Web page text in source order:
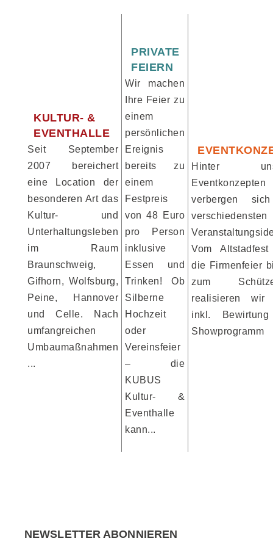
KULTUR- &
EVENTHALLE
Seit September
2007 bereichert
eine Location der
besonderen Art das
Kultur- und
Unterhaltungsleben
im Raum
Braunschweig,
Gifhorn, Wolfsburg,
Peine, Hannover
und Celle. Nach
umfangreichen
Umbaumaßnahmen
...
PRIVATE
FEIERN
Wir machen
Ihre Feier zu
einem
persönlichen
Ereignis
bereits zu
einem
Festpreis
von 48 Euro
pro Person
inklusive
Essen und
Trinken! Ob
Silberne
Hochzeit
oder
Vereinsfeier
– die
KUBUS
Kultur- &
Eventhalle
kann...
Hinter
Eventkonzepten
verbergen
verschiedensten
Vom
die Firmenfeier
zum
realisieren wir
inkl.
Showprogramm
NEWSLETTER ABONNIEREN